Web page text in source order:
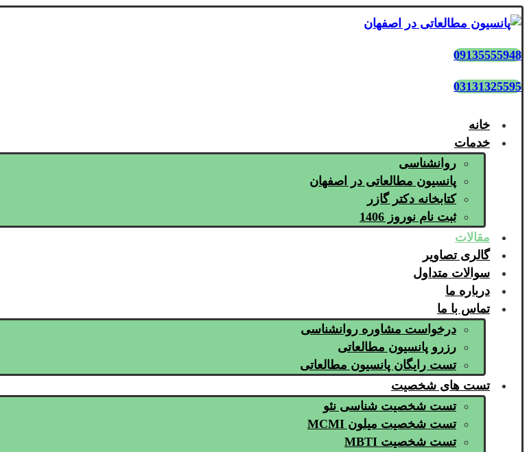
09135555948
03131325595
خانه
خدمات
روانشناسی
پانسیون مطالعاتی در اصفهان
کتابخانه دکتر گازر
ثبت نام نوروز 1406
مقالات
گالری تصاویر
سوالات متداول
درباره ما
تماس با ما
درخواست مشاوره روانشناسی
رزرو پانسیون مطالعاتی
تست رایگان پانسیون مطالعاتی
تست های شخصیت
تست شخصیت شناسی نئو
تست شخصیت میلون MCMI
تست شخصیت MBTI